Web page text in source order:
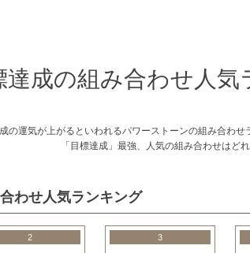
達成の組み合わせ人気
の運気が上がるといわれるパワーストーンの組み合わせ
「目標達成」最強、人気の組み合わせはどれ
わせ人気ランキング
2 3